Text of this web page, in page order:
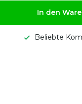
In den
Beliebte